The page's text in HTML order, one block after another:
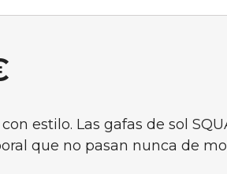
estilo. Las gafas de sol
que no pasan nunca de